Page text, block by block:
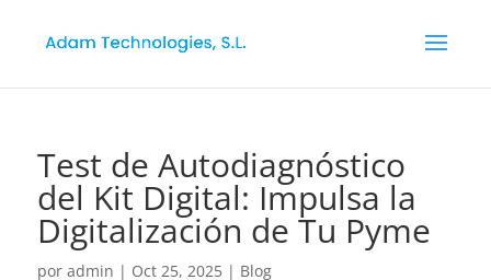
Test de Autodiagnóstico
del Kit Digital: Impulsa la
Digitalización de Tu Pyme
por admin | Oct 25, 2025| Blog